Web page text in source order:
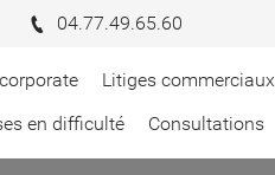
Litiges commerciaux
en difficulté Consultations
04.77.49.65.60